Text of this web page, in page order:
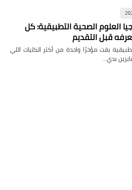
العلوم الصحية التطبيقية: كل
قبل التقديم
بقت مؤخرًا واحدة من أكثر الكليات اللي
بدي…